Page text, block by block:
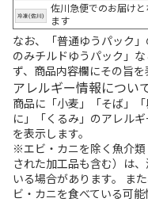
佐川急便でのお届けと
ます
なお、「普通ゆうパック
のみチルドゆうパック」
ず、商品内容欄にその旨を
アレルギー情報につい
商品に「小麦」「そば」
に」「くるみ」のアレル
を表示します。
※エビ・カニを除く魚介
された加工品も含む）は
いる場合があります。 ま
ビ・カニを食べている可能